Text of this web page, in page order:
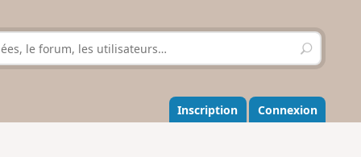
R
e
h
e
r
Inscription Connexion